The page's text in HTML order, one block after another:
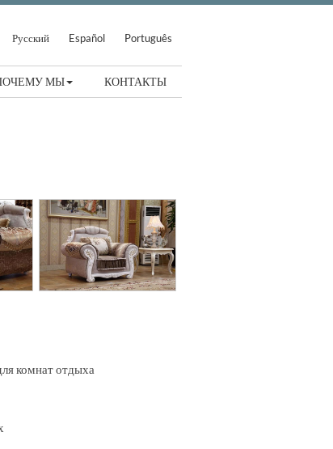
Русский Español Português
МЫ КОНТАКТЫ
комнат отдыха